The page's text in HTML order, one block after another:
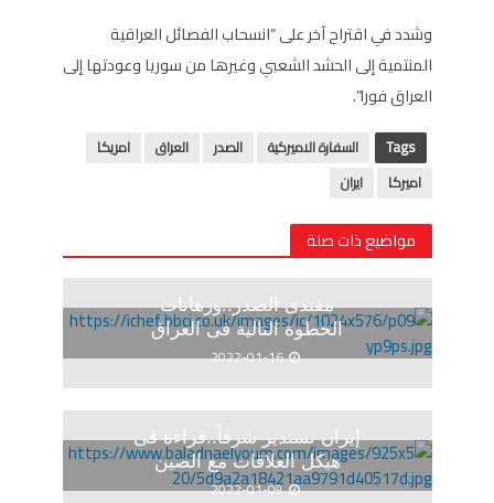
وشدد في اقتراح آخر على “انسحاب الفصائل العراقية
المنتمية إلى الحشد الشعبي وغيرها من سوريا وعودتها إلى
العراق فورا”.
Tags السفارة الاميركية الصدر العراق
امريكا
اميركا
ايران
مواضيع ذات صلة
مقتدى الصدر..ورهانات
الخطوة التالية فى العراق
2022-01-16
إيران تستدير شرقاً..قراءة فى
هيكل العلاقات مع الصين
2022-01-09